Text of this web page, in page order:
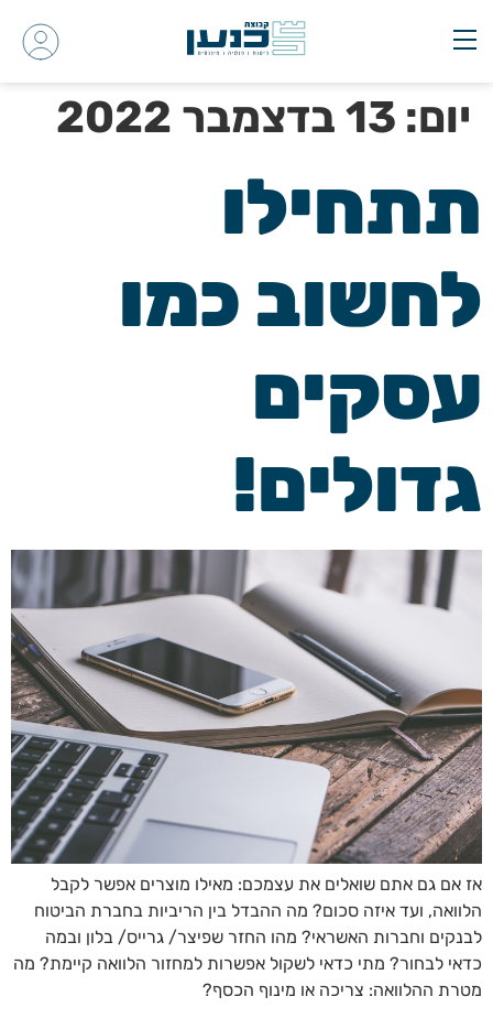
יום: 13 בדצמבר 2022
תתחילו
לחשוב כמו
עסקים
גדולים!
אז אם גם אתם שואלים את עצמכם: מאילו מוצרים אפשר לקבל
הלוואה, ועד איזה סכום? מה ההבדל בין הריביות בחברת הביטוח
לבנקים וחברות האשראי? מהו החזר שפיצר/ גרייס/ בלון ובמה
כדאי לבחור? מתי כדאי לשקול אפשרות למחזור הלוואה קיימת? מה
מטרת ההלוואה: צריכה או מינוף הכסף?